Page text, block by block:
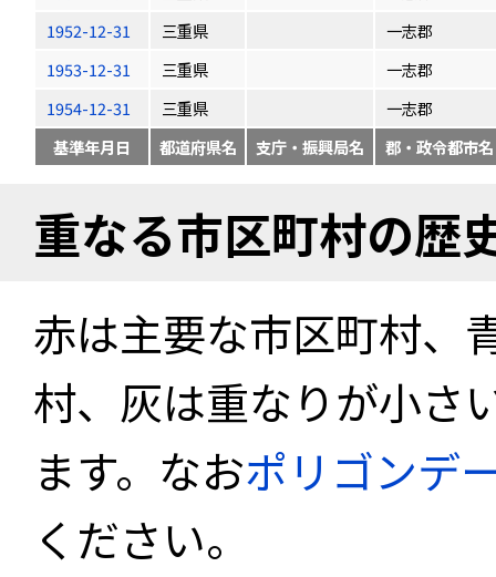
1952-12-31
三重県
一志郡
1953-12-31
三重県
一志郡
1954-12-31
三重県
一志郡
基準年月日
都道府県名 支庁・振興局名 郡・政令都市名
重なる市区町村の歴
赤は主要な市区町村、
村、灰は重なりが小さ
ます。なおポリゴンデ
ください。